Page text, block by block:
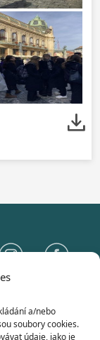
a/nebo
soubory cookies.
údaje, jako je